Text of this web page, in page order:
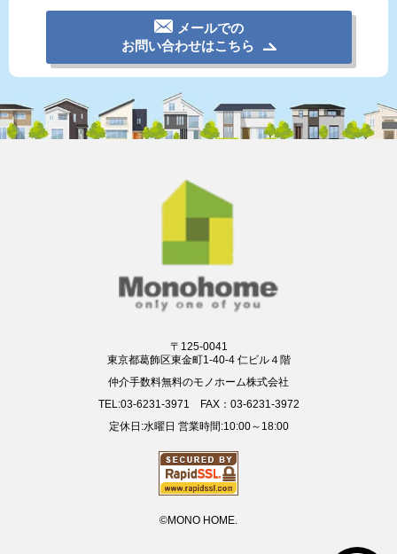
メールでの
お問い合わせはこちら
〒125-0041
東京都葛飾区東金町1-40-4 仁ビル４階
仲介手数料無料のモノホーム株式会社
TEL:03-6231-3971 FAX：03-6231-3972
定休日:水曜日 営業時間:10:00～18:00
©MONO HOME.